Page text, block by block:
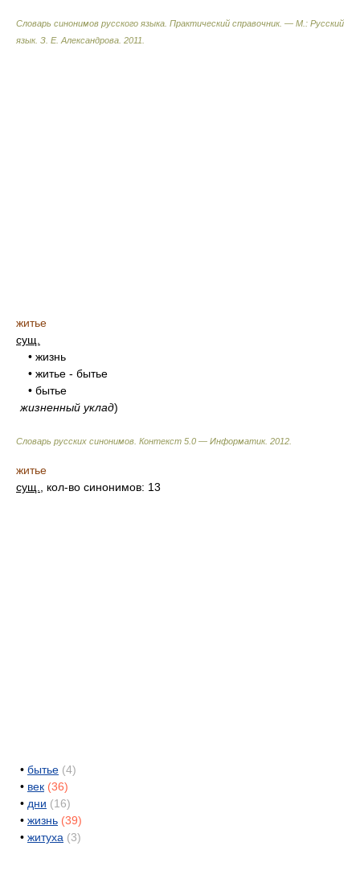
Словарь синонимов русского языка. Практический справочник. — М.: Русский
язык. З. Е. Александрова 2011
житье
сущ.
• жизнь
• житье - бытье
• бытье
жизненный уклад)
Словарь русских синонимов. Контекст 5.0 — Информатик. 2012
житье
сущ.
, кол-во синонимов: 13
• бытье (4)
• век (36)
• дни (16)
• жизнь (39)
• житуха (3)